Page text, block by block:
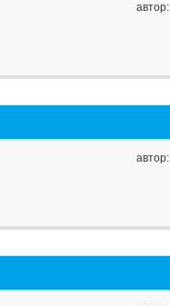
автор:
автор: